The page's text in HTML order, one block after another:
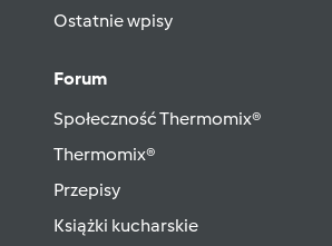
Ostatnie wpisy
Forum
Społeczność Thermomix®
Thermomix®
Przepisy
Książki kucharskie